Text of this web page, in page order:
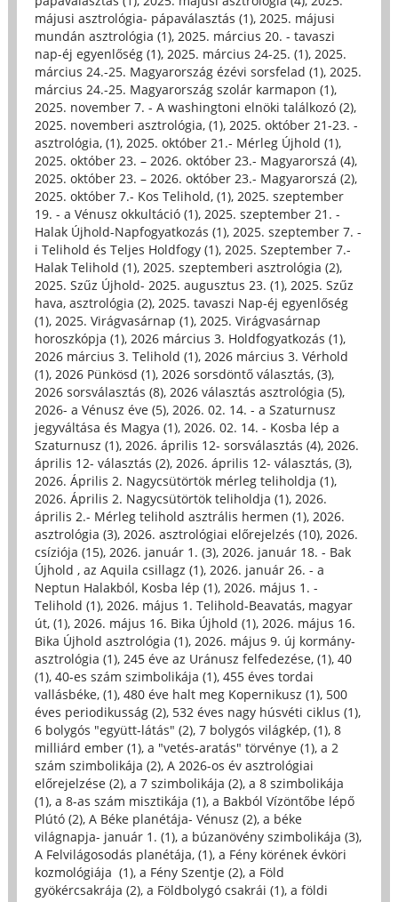
májusi asztrológia- pápaválasztás (1), 2025. májusi
mundán asztrológia (1), 2025. március 20. - tavaszi
nap-éj egyenlőség (1), 2025. március 24-25. (1), 2025.
március 24.-25. Magyarország ézévi sorsfelad (1), 2025.
március 24.-25. Magyarország szolár karmapon (1),
2025. november 7. - A washingtoni elnöki találkozó (2),
2025. novemberi asztrológia, (1), 2025. október 21-23. -
asztrológia, (1), 2025. október 21.- Mérleg Újhold (1),
2025. október 23. – 2026. október 23.- Magyarorszá (4),
2025. október 23. – 2026. október 23.- Magyarorszá (2),
2025. október 7.- Kos Telihold, (1), 2025. szeptember
19. - a Vénusz okkultáció (1), 2025. szeptember 21. -
Halak Újhold-Napfogyatkozás (1), 2025. szeptember 7. -
i Telihold és Teljes Holdfogy (1), 2025. Szeptember 7.-
Halak Telihold (1), 2025. szeptemberi asztrológia (2),
2025. Szűz Újhold- 2025. augusztus 23. (1), 2025. Szűz
hava, asztrológia (2), 2025. tavaszi Nap-éj egyenlőség
(1), 2025. Virágvasárnap (1), 2025. Virágvasárnap
horoszkópja (1), 2026 március 3. Holdfogyatkozás (1),
2026 március 3. Telihold (1), 2026 március 3. Vérhold
(1), 2026 Pünkösd (1), 2026 sorsdöntő választás, (3),
2026 sorsválasztás (8), 2026 választás asztrológia (5),
2026- a Vénusz éve (5), 2026. 02. 14. - a Szaturnusz
jegyváltása és Magya (1), 2026. 02. 14. - Kosba lép a
Szaturnusz (1), 2026. április 12- sorsválasztás (4), 2026.
április 12- választás (2), 2026. április 12- választás, (3),
2026. Április 2. Nagycsütörtök mérleg teliholdja (1),
2026. Április 2. Nagycsütörtök teliholdja (1), 2026.
április 2.- Mérleg telihold asztrális hermen (1), 2026.
asztrológia (3), 2026. asztrológiai előrejelzés (10), 2026.
csíziója (15), 2026. január 1. (3), 2026. január 18. - Bak
Újhold , az Aquila csillagz (1), 2026. január 26. - a
Neptun Halakból, Kosba lép (1), 2026. május 1. -
Telihold (1), 2026. május 1. Telihold-Beavatás, magyar
út, (1), 2026. május 16. Bika Újhold (1), 2026. május 16.
Bika Újhold asztrológia (1), 2026. május 9. új kormány-
asztrológia (1), 245 éve az Uránusz felfedezése, (1), 40
(1), 40-es szám szimbolikája (1), 455 éves tordai
vallásbéke, (1), 480 éve halt meg Kopernikusz (1), 500
éves periodikusság (2), 532 éves nagy húsvéti ciklus (1),
6 bolygós "együtt-látás" (2), 7 bolygós világkép, (1), 8
milliárd ember (1), a "vetés-aratás" törvénye (1), a 2
szám szimbolikája (2), A 2026-os év asztrológiai
előrejelzése (2), a 7 szimbolikája (2), a 8 szimbolikája
(1), a 8-as szám misztikája (1), a Bakból Vízöntőbe lépő
Plútó (2), A Béke planétája- Vénusz (2), a béke
világnapja- január 1. (1), a búzanövény szimbolikája (3),
A Felvilágosodás planétája, (1), a Fény körének évköri
kozmológiája (1), a Fény Szentje (2), a Föld
gyökércsakrája (2), a Földbolygó csakrái (1), a földi